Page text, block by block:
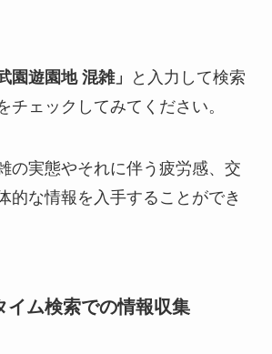
園遊園地 混雑」
と入力して検索
チェックしてみてください。
の実態やそれに伴う疲労感、交
的な情報を入手することができ
イム検索での情報収集